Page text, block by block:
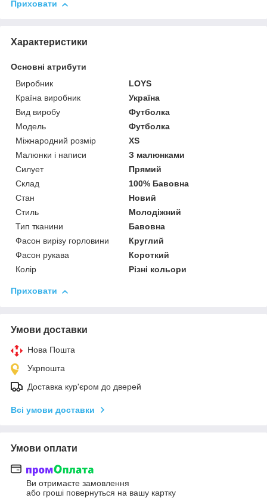
Приховати
Характеристики
Основні атрибути
Виробник
LOYS
Країна виробник
Україна
Вид виробу
Футболка
Модель
Футболка
Міжнародний розмір
XS
Малюнки і написи
З малюнками
Силует
Прямий
Склад
100% Бавовна
Стан
Новий
Стиль
Молодіжний
Тип тканини
Бавовна
Фасон вирізу горловини
Круглий
Фасон рукава
Короткий
Колір
Різні кольори
Приховати
Умови доставки
Нова Пошта
Укрпошта
Доставка кур'єром до дверей
Всі умови доставки
Умови оплати
Ви отримаєте замовлення
або гроші повернуться на вашу картку